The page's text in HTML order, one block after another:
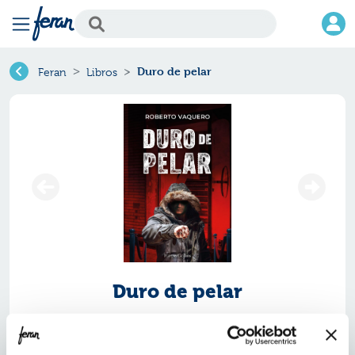
Feran Libros Duro de pelar
Duro de pelar
Ref.
ISBN: